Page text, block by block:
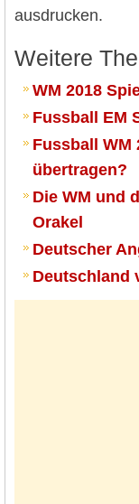
ausdrucken.
Weitere
WM 2018
Fussball EM
Fussball WM
übertragen?
Die WM und
Orakel
Deutscher
Deutschland